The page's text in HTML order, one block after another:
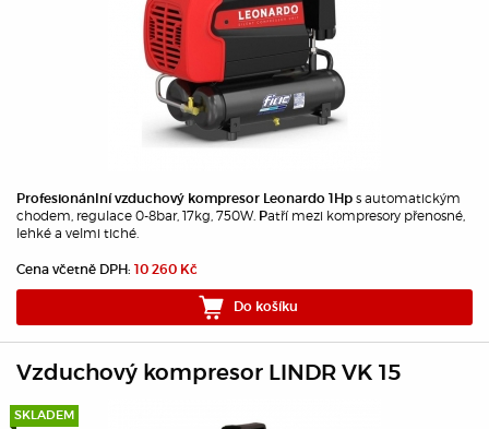
Profesionánlní vzduchový kompresor Leonardo 1Hp s automatickým
chodem, regulace 0-8bar, 17kg, 750W. Patří mezi kompresory přenosné,
lehké a velmi tiché.
Cena včetně DPH: 10 260 Kč
Do košíku
Vzduchový kompresor LINDR VK 15
SKLADEM